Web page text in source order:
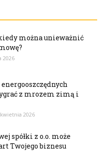
można unieważnić
2026
z mrozem zimą i
2026
spółki z o.o. może
Twojego biznesu